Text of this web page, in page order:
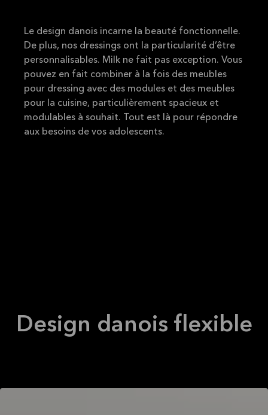
Le design danois incarne la beauté fonctionnelle.
De plus, nos dressings ont la particularité d’être
personnalisables. Milk ne fait pas exception. Vous
pouvez en fait combiner à la fois des meubles
pour dressing avec des modules et des meubles
pour la cuisine, particulièrement spacieux et
modulables à souhait. Tout est là pour répondre
aux besoins de vos adolescents.
Design danois flexible